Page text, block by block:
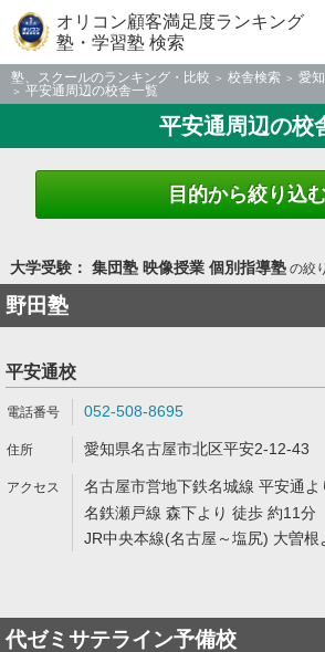
オリコン顧客満足度ランキング
塾・学習塾 検索
塾、スクールのランキング・比較 校舎検索
愛
平安通周辺の校舎一覧
平安通周辺の校
目的から絞り込
大学受験： 集団塾 映像授業 個別指導塾の絞
野田塾
平安通校
052-508-8695
愛知県名古屋市北区平安2-12-43
名古屋市営地下鉄名城線 平安通
名鉄瀬戸線 森下より 徒歩 約11分
JR中央本線(名古屋～塩尻) 大曽
代ゼミサテライン予備校